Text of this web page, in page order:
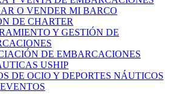
O VENDER MI BARCO
DE CHARTER
Y GESTIÓN DE
DE EMBARCACIONES
USHIP
DE OCIO Y DEPORTES NÁUTICOS